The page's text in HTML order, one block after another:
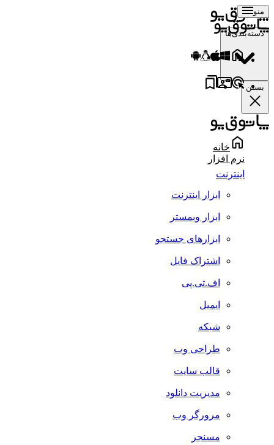
منو
دسته‌بندی‌ها
بستن
خانه
نرم افزار
اینترنت
ابزار اینترنت
ابزار وبمستر
ابزارهای جستجو
اشتراک فایل
اف.تی.پی
ایمیل
شبکه
طراحی وب
قالب سایت
مدیریت دانلود
مرورگر وب
مسنجر